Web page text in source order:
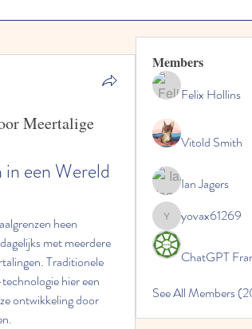
Meertalige
een Wereld
heen
met meerdere
Traditionele
hier een
ontwikkeling door
Members
Felix Hollins
Vitold Smith
Ian Jagers
yovax61269
yovax61269
ChatGPT
See All Members